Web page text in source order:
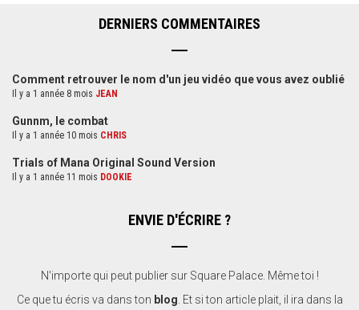
DERNIERS COMMENTAIRES
Comment retrouver le nom d'un jeu vidéo que vous avez oublié
Il y a 1 année 8 mois JEAN
Gunnm, le combat
Il y a 1 année 10 mois CHRIS
Trials of Mana Original Sound Version
Il y a 1 année 11 mois DOOKIE
ENVIE D'ÉCRIRE ?
N'importe qui peut publier sur Square Palace. Même toi !
Ce que tu écris va dans ton blog. Et si ton article plait, il ira dans la